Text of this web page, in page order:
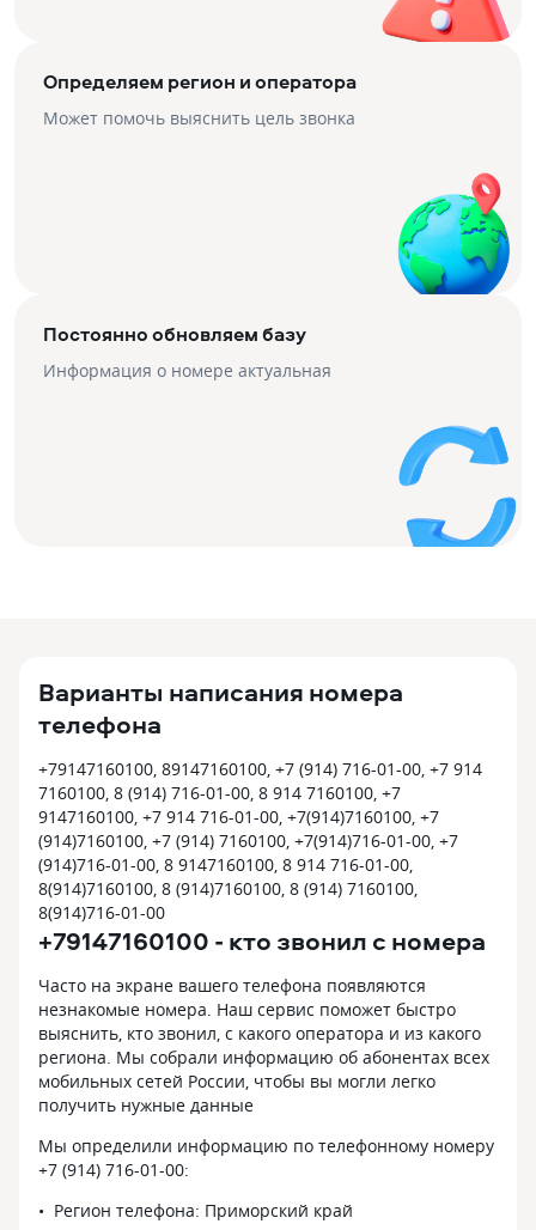
Определяем регион и оператора
Может помочь выяснить цель звонка
Постоянно обновляем базу
Информация о номере актуальная
Варианты написания номера
телефона
+79147160100, 89147160100, +7 (914) 716-01-00, +7 914
7160100, 8 (914) 716-01-00, 8 914 7160100, +7
9147160100, +7 914 716-01-00, +7(914)7160100, +7
(914)7160100, +7 (914) 7160100, +7(914)716-01-00, +7
(914)716-01-00, 8 9147160100, 8 914 716-01-00,
8(914)7160100, 8 (914)7160100, 8 (914) 7160100,
8(914)716-01-00
+79147160100 - кто звонил с номера
Часто на экране вашего телефона появляются
незнакомые номера. Наш сервис поможет быстро
выяснить, кто звонил, с какого оператора и из какого
региона. Мы собрали информацию об абонентах всех
мобильных сетей России, чтобы вы могли легко
получить нужные данные
Мы определили информацию по телефонному номеру
+7 (914) 716-01-00:
Регион телефона: Приморский край